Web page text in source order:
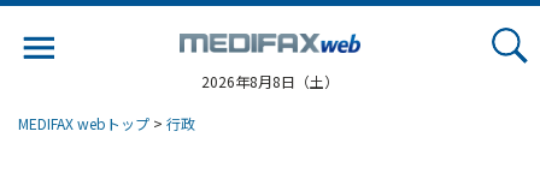
2026年8月8日（土）
MEDIFAX webトップ > 行政